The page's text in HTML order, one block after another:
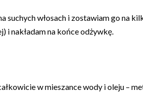
suchych włosach i zostawiam go na
i nakładam na końce odżywkę.
w mieszance wody i oleju –